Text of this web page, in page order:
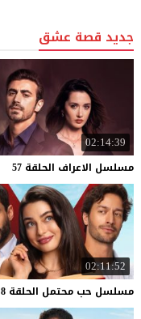
جديد قصة عشق
02:14:39
مسلسل الاعراف الحلقة 57
02:11:52
مسلسل حب محتمل الحلقة 8